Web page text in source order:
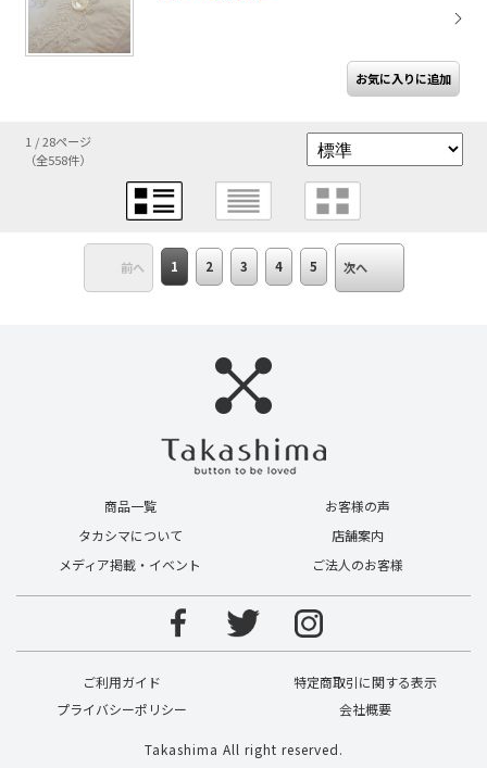
1 / 28ページ
（全558件）
前へ 1 2 3 4 5 次へ
商品一覧
お客様の声
タカシマについて
店舗案内
メディア掲載・イベント
ご法人のお客様
ご利用ガイド
特定商取引に関する表示
プライバシーポリシー
会社概要
Takashima All right reserved.